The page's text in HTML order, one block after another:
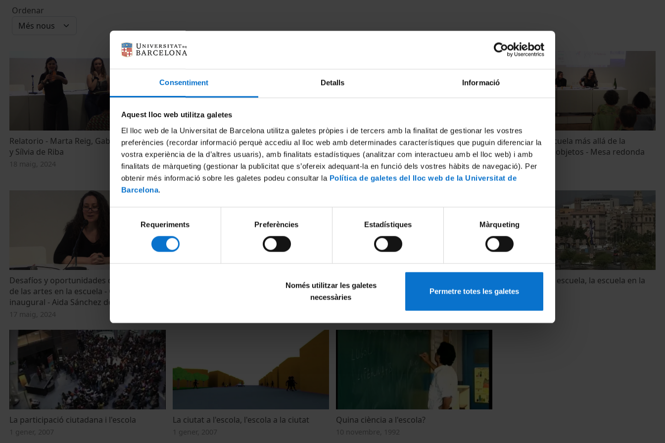
Consentiment Detalls Informació
Aquest lloc web utilitza galetes
El lloc web de la Universitat de Barcelona utilitza galetes pròpies i de tercers amb la finalitat de gestionar les vostres
preferències (recordar informació perquè accediu al lloc web amb determinades característiques que puguin diferenciar la
vostra experiència de la d’altres usuaris), amb finalitats estadístiques (analitzar com interactueu amb el lloc web) i amb
finalitats de màrqueting (gestionar la publicitat que s’ofereix adequant-la en funció dels vostres hàbits de navegació). Per
obtenir més informació sobre les galetes podeu consultar la Política de galetes del lloc web de la Universitat de
Barcelona.
consentiment
Requeriments Preferències Estadístiques Màrqueting
Només utilitzar les galetes
necessàries
Permetre totes les galetes
Ordenar
Relatorio - Marta Reig, Gabriela Espinosa
y Sílvia de Riba
18 maig, 2024
La relación entre agentes/instituciones
artísticas y escuelas - Mesa redonda
18 maig, 2024
El papel de la tecnología digital en los
proyectos socioartísticos escolares -
Mesa redonda
18 maig, 2024
El arte en la escuela más allá de la
producción de objetos - Mesa redonda
17 maig, 2024
Desafíos y oportunidades del giro social
de las artes en la escuela - Charla
inaugural - Aida Sánchez de Serdio
17 maig, 2024
L'Escola de Doctorat: què és, què fem,
La participación ciudadana y la escuela
1 gener, 2007
La ciudad en la escuela, la escuela en la
ciudad
La participació ciutadana i l'escola
1 gener, 2007
La ciutat a l'escola, l'escola a la ciutat
1 gener, 2007
Quina ciència a l'escola?
10 novembre, 1992